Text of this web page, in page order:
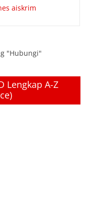
"Hubungi"
Lengkap A-Z